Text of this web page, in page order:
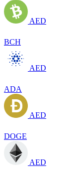
AED
BCH
AED
ADA
AED
DOGE
AED